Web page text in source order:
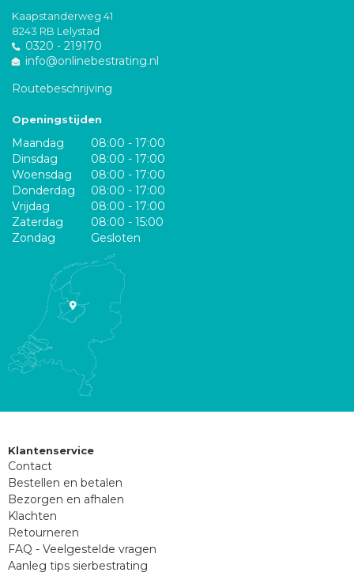
Kaapstanderweg 41
8243 RB Lelystad
0320 - 219170
info@onlinebestrating.nl
Routebeschrijving
Openingstijden
Maandag
08:00 - 17:00
Dinsdag
08:00 - 17:00
Woensdag
08:00 - 17:00
Donderdag
08:00 - 17:00
Vrijdag
08:00 - 17:00
Zaterdag
08:00 - 15:00
Zondag
Gesloten
Klantenservice
Contact
Bestellen en betalen
Bezorgen en afhalen
Klachten
Retourneren
FAQ - Veelgestelde vragen
Aanleg tips sierbestrating